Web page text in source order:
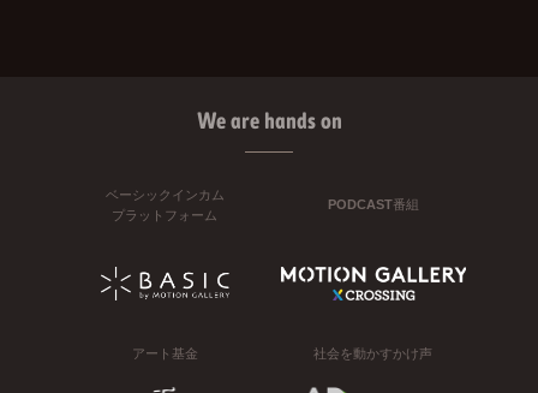
We are hands on
ベーシックインカム
プラットフォーム
PODCAST番組
アート基金 社会を動かすかけ声